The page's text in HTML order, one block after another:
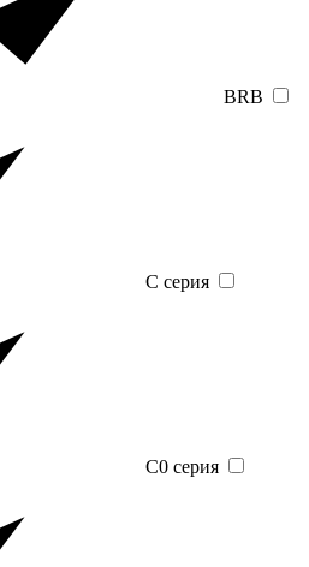
BRB
C серия
C0 серия